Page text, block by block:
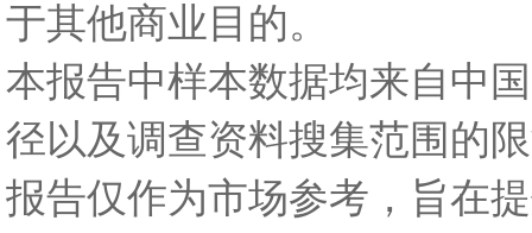
于其他商业目的。
本报告中样本数据均来自中
径以及调查资料搜集范围的
报告仅作为市场参考，旨在